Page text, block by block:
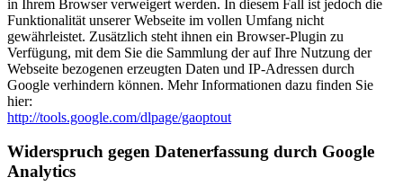
in Ihrem Browser verweigert werden. In diesem Fall ist jedoch die
Funktionalität unserer Webseite im vollen Umfang nicht
gewährleistet. Zusätzlich steht ihnen ein Browser-Plugin zu
Verfügung, mit dem Sie die Sammlung der auf Ihre Nutzung der
Webseite bezogenen erzeugten Daten und IP-Adressen durch
Google verhindern können. Mehr Informationen dazu finden Sie
hier:
http://tools.google.com/dlpage/gaoptout
Widerspruch gegen Datenerfassung durch Google
Analytics